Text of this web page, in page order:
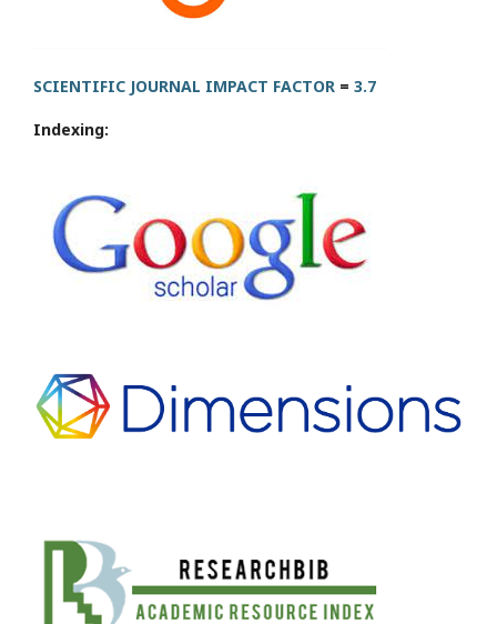
SCIENTIFIC JOURNAL IMPACT FACTOR = 3.7
Indexing: